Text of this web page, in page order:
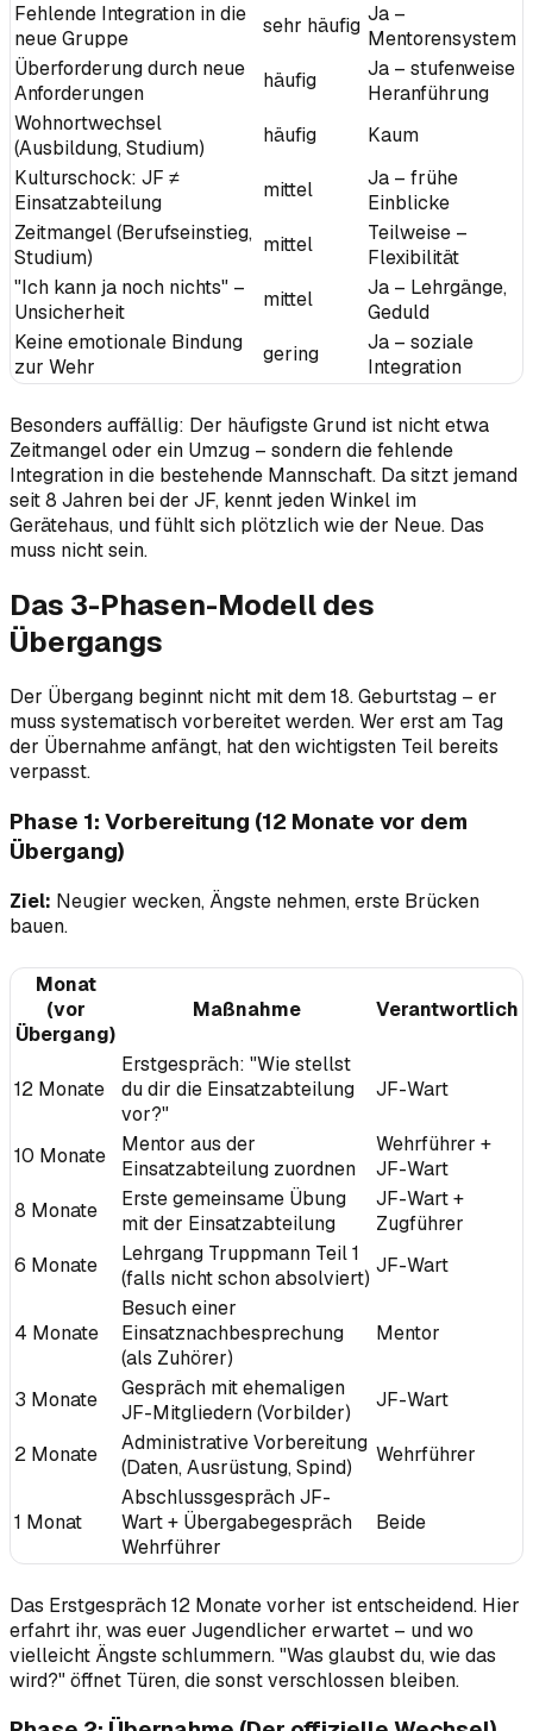
Fehlende Integration in die
neue Gruppe
sehr häufig Ja –
Mentorensystem
Überforderung durch neue
Anforderungen
häufig
Ja – stufenweise
Heranführung
Wohnortwechsel
(Ausbildung, Studium)
häufig
Kaum
Kulturschock: JF ≠
Einsatzabteilung
mittel
Ja – frühe
Einblicke
Zeitmangel (Berufseinstieg,
Studium)
mittel
Teilweise –
Flexibilität
"Ich kann ja noch nichts" –
Unsicherheit
mittel
Ja – Lehrgänge,
Geduld
Keine emotionale Bindung
zur Wehr
gering
Ja – soziale
Integration
Besonders auffällig: Der häufigste Grund ist nicht etwa
Zeitmangel oder ein Umzug – sondern die fehlende
Integration in die bestehende Mannschaft. Da sitzt jemand
seit 8 Jahren bei der JF, kennt jeden Winkel im
Gerätehaus, und fühlt sich plötzlich wie der Neue. Das
muss nicht sein.
Das 3-Phasen-Modell des
Übergangs
Der Übergang beginnt nicht mit dem 18. Geburtstag – er
muss systematisch vorbereitet werden. Wer erst am Tag
der Übernahme anfängt, hat den wichtigsten Teil bereits
verpasst.
Phase 1: Vorbereitung (12 Monate vor dem
Übergang)
Ziel: Neugier wecken, Ängste nehmen, erste Brücken
bauen.
Monat
(vor
Übergang)
Maßnahme Verantwortlich
12 Monate
Erstgespräch: "Wie stellst
du dir die Einsatzabteilung
vor?"
JF-Wart
10 Monate
Mentor aus der
Einsatzabteilung zuordnen
Wehrführer +
JF-Wart
8 Monate
Erste gemeinsame Übung
mit der Einsatzabteilung
JF-Wart +
Zugführer
6 Monate
Lehrgang Truppmann Teil 1
(falls nicht schon absolviert)
JF-Wart
4 Monate
Besuch einer
Einsatznachbesprechung
(als Zuhörer)
Mentor
3 Monate
Gespräch mit ehemaligen
JF-Mitgliedern (Vorbilder)
JF-Wart
2 Monate
Administrative Vorbereitung
(Daten, Ausrüstung, Spind)
Wehrführer
1 Monat
Abschlussgespräch JF-
Wart + Übergabegespräch
Wehrführer
Beide
Das Erstgespräch 12 Monate vorher ist entscheidend. Hier
erfahrt ihr, was euer Jugendlicher erwartet – und wo
vielleicht Ängste schlummern. "Was glaubst du, wie das
wird?" öffnet Türen, die sonst verschlossen bleiben.